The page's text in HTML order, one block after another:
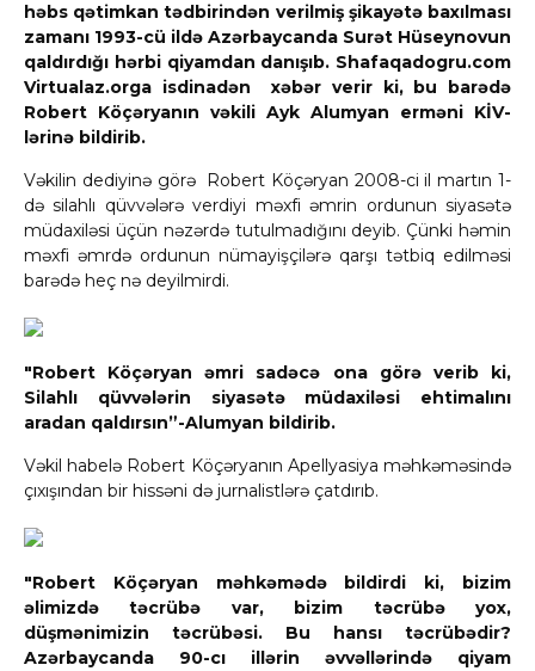
həbs qətimkan tədbirindən verilmiş şikayətə baxılması
zamanı 1993-cü ildə Azərbaycanda Surət Hüseynovun
qaldırdığı hərbi qiyamdan danışıb. Shafaqadogru.com
Virtualaz.orga isdinadən xəbər verir ki, bu barədə
Robert Köçəryanın vəkili Ayk Alumyan erməni KİV-
lərinə bildirib.
Vəkilin dediyinə görə Robert Köçəryan 2008-ci il martın 1-
də silahlı qüvvələrə verdiyi məxfi əmrin ordunun siyasətə
müdaxiləsi üçün nəzərdə tutulmadığını deyib. Çünki həmin
məxfi əmrdə ordunun nümayişçilərə qarşı tətbiq edilməsi
barədə heç nə deyilmirdi.
"Robert Köçəryan əmri sadəcə ona görə verib ki,
Silahlı qüvvələrin siyasətə müdaxiləsi ehtimalını
aradan qaldırsın”-Alumyan bildirib.
Vəkil habelə Robert Köçəryanın Apellyasiya məhkəməsində
çıxışından bir hissəni də jurnalistlərə çatdırıb.
"Robert Köçəryan məhkəmədə bildirdi ki, bizim
əlimizdə təcrübə var, bizim təcrübə yox,
düşmənimizin təcrübəsi. Bu hansı təcrübədir?
Azərbaycanda 90-cı illərin əvvəllərində qiyam